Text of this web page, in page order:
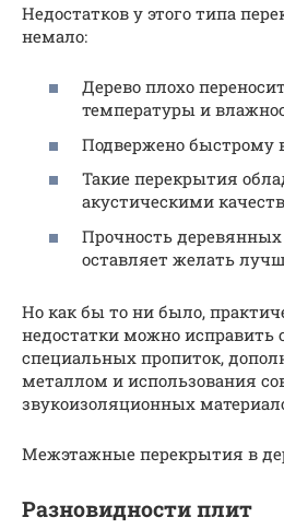
Недостатков у этого типа
немало:
Дерево плохо
температуры и
Подвержено быстрому
Такие перекрытия
акустическими
Прочность
оставляет желать
Но как бы то ни было,
недостатки можно
специальных пропиток,
металлом и использования
звукоизоляционных
Межэтажные перекрытия в
Разновидности плит